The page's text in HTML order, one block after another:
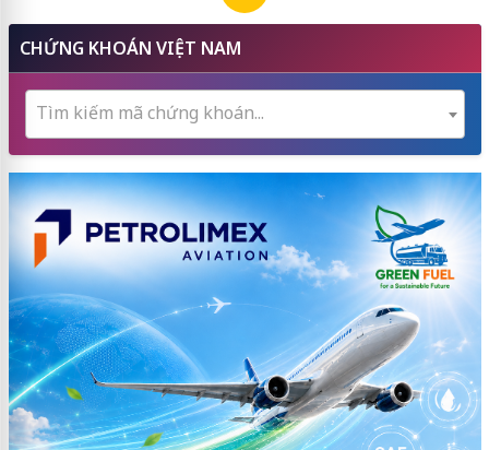
CHỨNG KHOÁN VIỆT NAM
Tìm kiếm mã chứng khoán...